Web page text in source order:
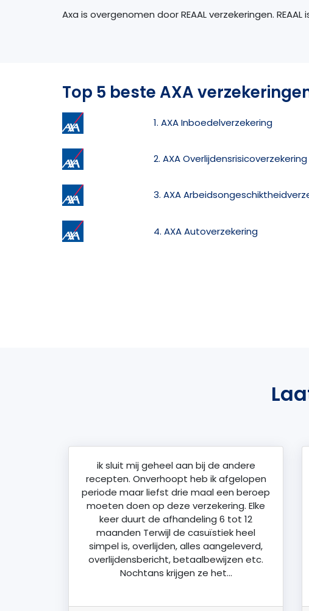
Axa is overgenomen door REAAL verzekeringen.
Top 5 beste AXA
1. AXA Inboedelverzekering
2. AXA Overlijdensrisicoverzekering
3. AXA
4. AXA Autoverzekering
ik sluit mij geheel aan bij de andere
recepten. Onverhoopt heb ik afgelopen
periode maar liefst drie maal een beroep
moeten doen op deze verzekering. Elke
keer duurt de afhandeling 6 tot 12
maanden Terwijl de casuïstiek heel
simpel is, overlijden, alles aangeleverd,
overlijdensbericht, betaalbewijzen etc.
Nochtans krijgen ze het…